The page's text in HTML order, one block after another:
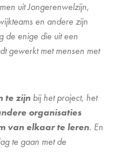
uit Jongerenwelzijn,
en andere zijn
de enige die uit een
gewerkt met mensen met
te zijn bij het project, het
organisaties
van elkaar te leren. En
te gaan met de